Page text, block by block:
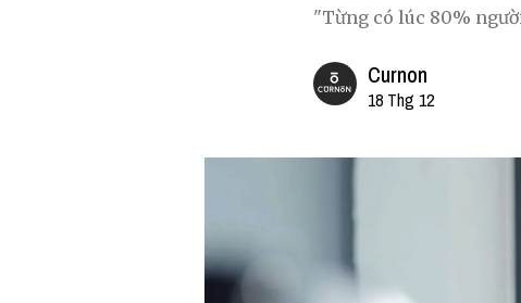
"Từng có lúc 80%
Curnon
18 Thg 12